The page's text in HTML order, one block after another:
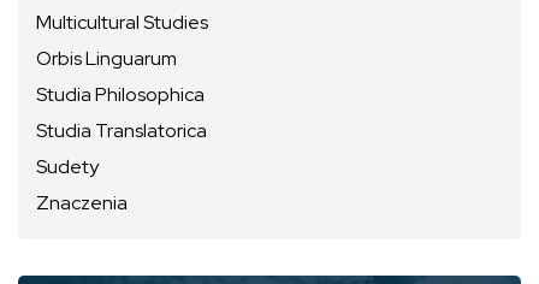
Multicultural Studies
Orbis Linguarum
Studia Philosophica
Studia Translatorica
Sudety
Znaczenia